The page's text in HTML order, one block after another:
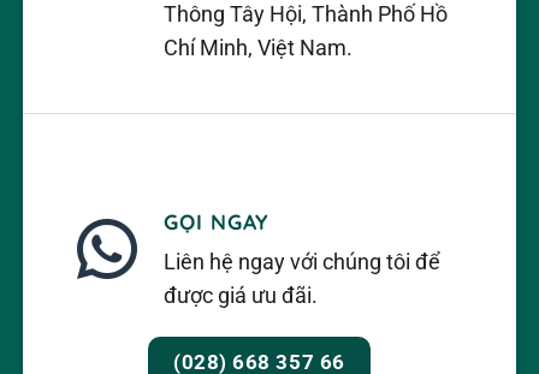
Thông Tây Hội, Thành Phố Hồ
Chí Minh, Việt Nam.
GỌI NGAY
Liên hệ ngay với chúng tôi để
được giá ưu đãi.
(028) 668 357 66